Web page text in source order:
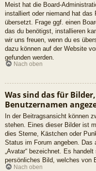
Meist hat die Board-
installiert oder niemand hat das
übersetzt. Frage ggf. einen
das du benötigst, installieren
wir uns freuen, wenn du es
dazu können auf der Website
gefunden werden.
Nach oben
Was sind das für
Benutzernamen
In der Beitragsansicht können
stehen. Eines dieser Bilder ist
dies Sterne, Kästchen oder
Status im Forum angeben. Das
„Avatar“ bezeichnet. Es
persönliches Bild, welches von
Nach oben